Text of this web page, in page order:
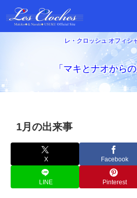
レ・クロッシュ オフィシ
「マキとナオから
1月の出来事
X Facebook
LINE Pinterest